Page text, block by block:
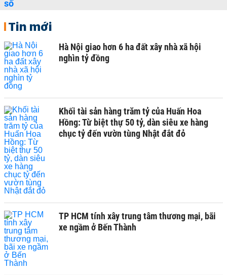
Tin mới
Hà Nội giao hơn 6 ha đất xây nhà xã hội
nghìn tỷ đồng
Khối tài sản hàng trăm tỷ của Huấn Hoa
Hồng: Từ biệt thự 50 tỷ, dàn siêu xe hàng
chục tỷ đến vườn tùng Nhật đắt đỏ
TP HCM tính xây trung tâm thương mại, bãi
xe ngầm ở Bến Thành